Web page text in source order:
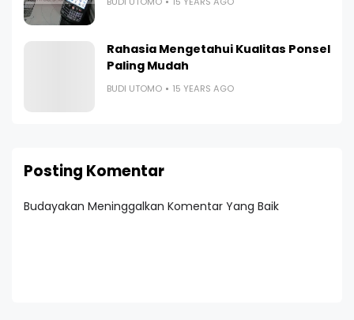
Rahasia Mengetahui Kualitas Ponsel
Paling Mudah
BUDI UTOMO 15 YEARS AGO
Posting Komentar
Budayakan Meninggalkan Komentar Yang Baik